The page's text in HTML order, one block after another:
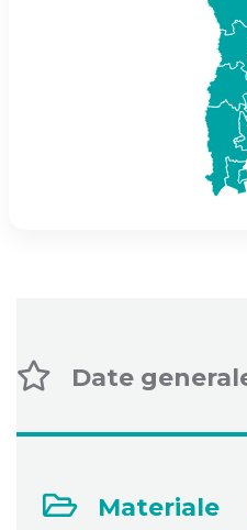
Date
Materiale